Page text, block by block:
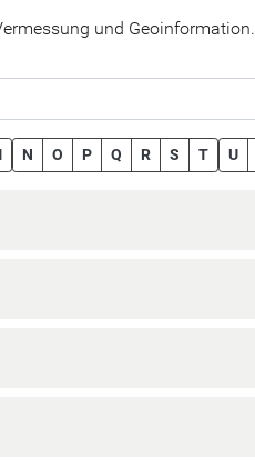
und Geoinformation.
N O P Q R S T U